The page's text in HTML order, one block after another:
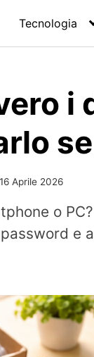
Tecnologia
i
16 Aprile 2026
o
e